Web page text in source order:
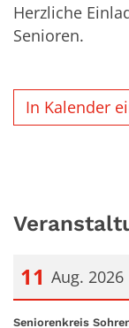
Herzliche
Senioren.
In Kalender
11 Aug. 2026
Datum: 11.
Seniorenkreis